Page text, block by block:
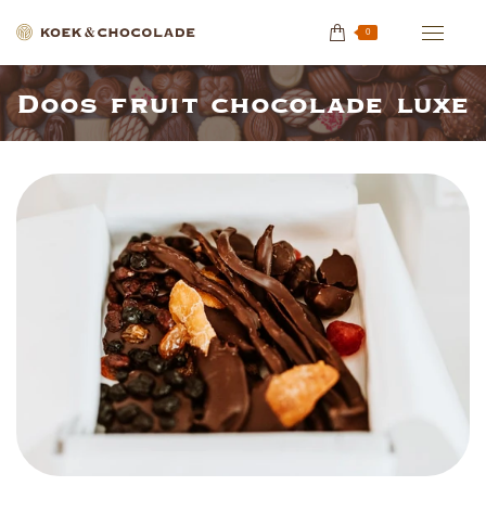
0
Doos fruit chocolade luxe
Je bent hier: